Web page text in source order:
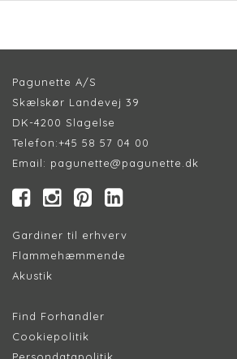
Pagunette A/S
Skælskør Landevej 39
DK-4200 Slagelse
Telefon:+45 58 57 04 00
Email: pagunette@pagunette.dk
Gardiner til erhverv
Flammehæmmende
Akustik
Find Forhandler
Cookiepolitik